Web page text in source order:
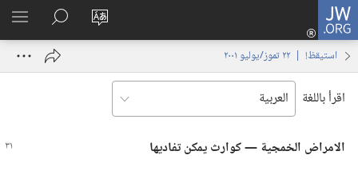
JW.ORG
تغيير
الموقع
تسجيل
الدخول
نافذة
البحث
في
JW.‎ORG
استيقظ‏!‏ | ‏‎٢٢‏ ‏‎تموز/يوليو‏ ‎٢٠٠١
اقرأ باللغة
الامراض الخمجية —‏ كوارث يمكن تفاديها